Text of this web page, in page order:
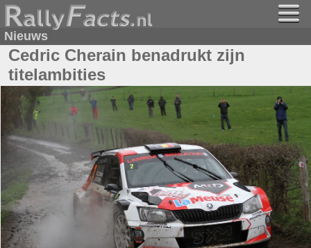
Nieuws
Cedric Cherain benadrukt zijn
titelambities